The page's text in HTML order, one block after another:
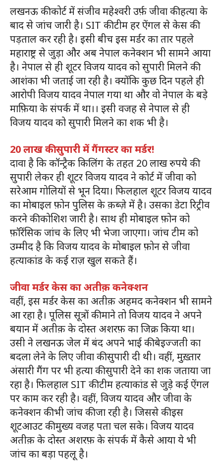
लखनऊ की कोर्ट में संजीव महेश्वरी उर्फ़ जीवा की हत्या के
बाद से जांच जारी है। SIT की टीम हर ऐंगल से केस की
पड़ताल कर रही है। इसी बीच इस मर्डर का तार पहले
महाराष्ट्र से जुड़ा और अब नेपाल कनेक्शन भी सामने आया
है। नेपाल से ही शूटर विजय यादव को सुपारी मिलने की
आशंका भी जताई जा रही है। क्योंकि कुछ दिन पहले ही
आरोपी विजय यादव नेपाल गया था और वो नेपाल के बड़े
माफ़िया के संपर्क में था।। इसी वजह से नेपाल से ही
विजय यादव को सुपारी मिलने का शक भी है।
20 लाख की सुपारी में गैंगस्टर का मर्डर!
दावा है कि कॉन्ट्रैक किलिंग के तहत 20 लाख रुपये की
सुपारी लेकर ही शूटर विजय यादव ने कोर्ट में जीवा को
सरेआम गोलियों से भून दिया। फिलहाल शूटर विजय यादव
का मोबाइल फ़ोन पुलिस के क़ब्ज़े में है। उसका डेटा रिट्रीव
करने की कोशिश जारी है। साथ ही मोबाइल फ़ोन को
फ़ॉरेंसिक जांच के लिए भी भेजा जाएगा। जांच टीम को
उम्मीद है कि विजय यादव के मोबाइल फ़ोन से जीवा
हत्याकांड के कई राज़ खुल सकते हैं।
जीवा मर्डर केस का अतीक़ कनेक्शन
वहीं, इस मर्डर केस का अतीक़ अहमद कनेक्शन भी सामने
आ रहा है। पूलिस सूत्रों की माने तो विजय यादव ने अपने
बयान में अतीक़ के दोस्त अशरफ़ का जिक्र किया था।
उसी ने लखनऊ जेल में बंद अपने भाई की बेइज्जती का
बदला लेने के लिए जीवा की सुपारी दी थी। वहीं, मुख़्तार
अंसारी गैंग पर भी हत्या की सुपारी देने का शक जताया जा
रहा है। फिलहाल SIT की टीम हत्याकांड से जुड़े कई ऐंगल
पर काम कर रही है। वहीं, विजय यादव और जीवा के
कनेक्शन की भी जांच की जा रही है। जिससे की इस
शूटआउट की मुख्य वजह पता चल सके। विजय यादव
अतीक़ के दोस्त अशरफ़ के संपर्क में कैसे आया ये भी
जांच का बड़ा पहलू है।